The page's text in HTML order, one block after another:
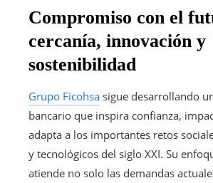
Compromiso con el
cercanía, innovación y
sostenibilidad
Grupo Ficohsa sigue desarrollando
bancario que inspira confianza,
adapta a los importantes retos
y tecnológicos del siglo XXI. Su
atiende no solo las demandas